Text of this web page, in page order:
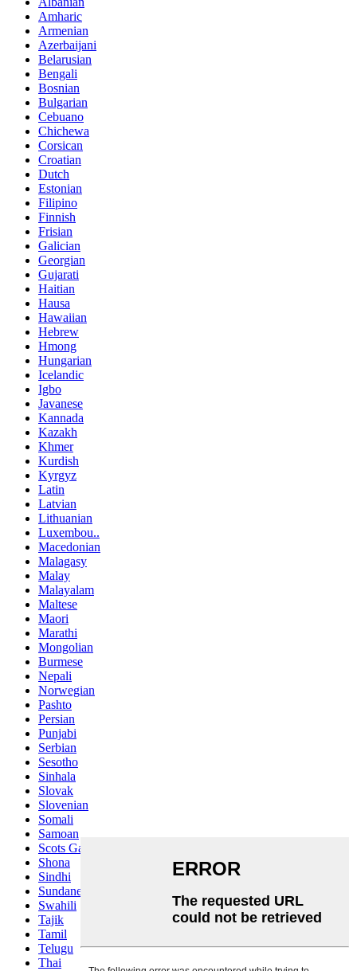
Amharic
Armenian
Azerbaijani
Belarusian
Bengali
Bosnian
Bulgarian
Cebuano
Chichewa
Corsican
Croatian
Dutch
Estonian
Filipino
Finnish
Frisian
Galician
Georgian
Gujarati
Haitian
Hausa
Hawaiian
Hebrew
Hmong
Hungarian
Icelandic
Igbo
Javanese
Kannada
Kazakh
Khmer
Kurdish
Kyrgyz
Latin
Latvian
Lithuanian
Luxembou..
Macedonian
Malagasy
Malay
Malayalam
Maltese
Maori
Marathi
Mongolian
Burmese
Nepali
Norwegian
Pashto
Persian
Punjabi
Serbian
Sesotho
Sinhala
Slovak
Slovenian
Somali
Samoan
Scots Gaelic
Shona
Sindhi
Sundanese
Swahili
Tajik
Tamil
Telugu
Thai